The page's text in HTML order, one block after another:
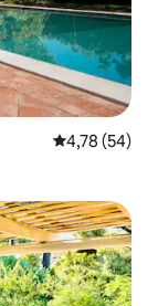
Gemiddelde
4,78 (54)